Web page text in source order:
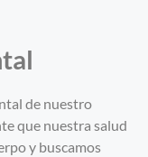
de nuestro
que nuestra salud
y buscamos